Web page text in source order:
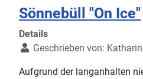
Sönnebüll "On Ice"
Details
Geschrieben von:
Aufgrund der langanhalten